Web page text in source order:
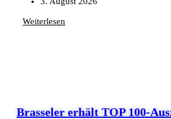
Weiterlesen
Brasseler erhält TOP 100-